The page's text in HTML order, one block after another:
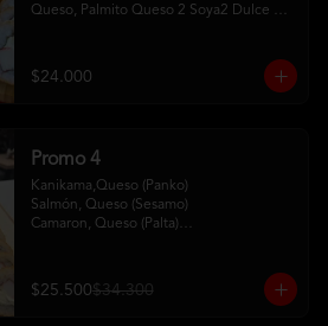
Queso, Palmito Queso 2 Soya2 Dulce 2
$24.000
Promo 4
Kanikama,Queso (Panko)
Salmón, Queso (Sesamo)
Camaron, Queso (Palta)
$25.500$34.300